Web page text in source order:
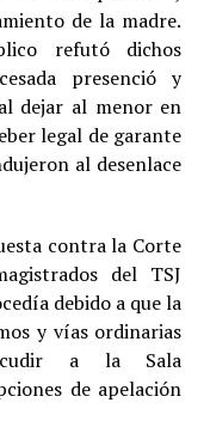
de la madre.
refutó dichos
presenció y
dejar al menor en
legal de garante
al desenlace
contra la Corte
del TSJ
debido a que la
y vías ordinarias
a la Sala
de apelación